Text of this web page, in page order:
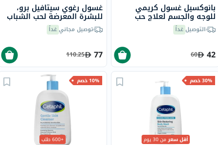
بانوكسيل غسول كريمي
للوجه والجسم لعلاج حب
الشباب يحتوي على 4% من
بيروكسيد البنزويل 170 جرام
التوصيلغداً
42
60
غسول رغوي سيتافيل برو،
للبشرة المعرضة لحب الشباب
- 236 مل توصيل مجانيغداً
77
110.25
30% خصم
أقل سعرمن 30 يوم
10% خصم
+600 طلب